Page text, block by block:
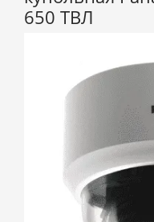
650 ТВЛ